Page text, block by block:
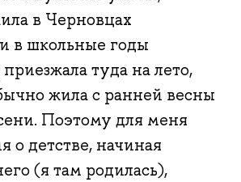
в Черновцах
в школьные годы
туда на лето,
жила с ранней весны
Поэтому для меня
о детстве, начиная
(я там родилась),